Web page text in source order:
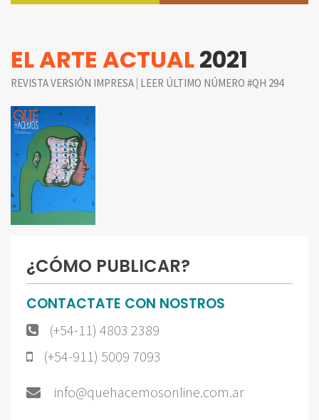
EL ARTE ACTUAL2021
REVISTA VERSIÓN IMPRESA | LEER ÚLTIMO NÚMERO #QH 294
¿CÓMO PUBLICAR?
CONTACTATE CON NOSTROS
(+54-11) 4803 2389
(+54-911) 5009 7093
info@quehacemosonline.com.ar